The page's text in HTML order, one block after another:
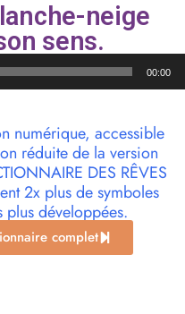
neige
sens.
00:00
numérique, accessible
réduite de la version
DES RÊVES
2x plus de symboles
développées.
complet